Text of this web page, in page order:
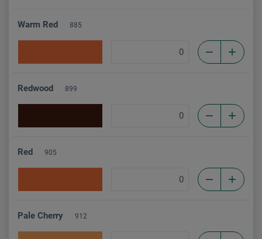
Warm Red 885
Redwood 899
Red 905
Pale Cherry 912